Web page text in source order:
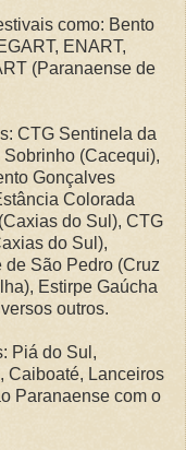
como: Bento
ENART,
(Paranaense de
CTG Sentinela da
(Cacequi),
Gonçalves
Colorada
do Sul), CTG
do Sul),
São Pedro (Cruz
Estirpe Gaúcha
outros.
Piá do Sul,
Caiboaté, Lanceiros
Paranaense com o